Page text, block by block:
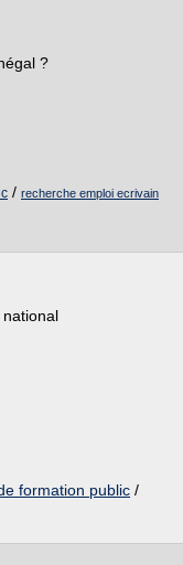
?
/ recherche emploi ecrivain
formation public /